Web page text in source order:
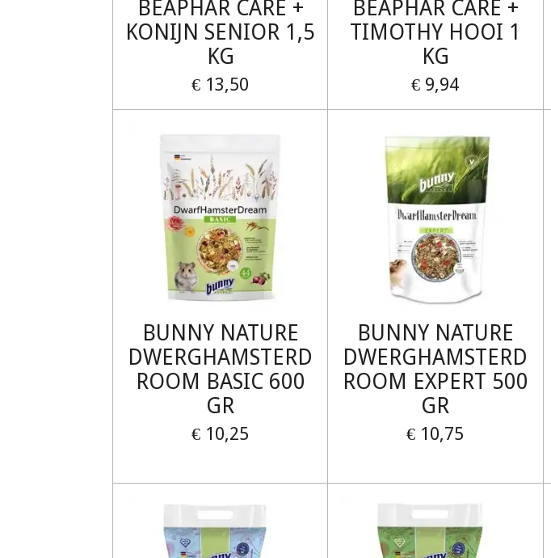
BEAPHAR CARE +
KONIJN SENIOR 1,5
KG
€ 13,50
BEAPHAR CARE +
TIMOTHY HOOI 1
KG
€ 9,94
BUNNY NATURE
DWERGHAMSTERD
ROOM BASIC 600
GR
€ 10,25
BUNNY NATURE
DWERGHAMSTERD
ROOM EXPERT 500
GR
€ 10,75